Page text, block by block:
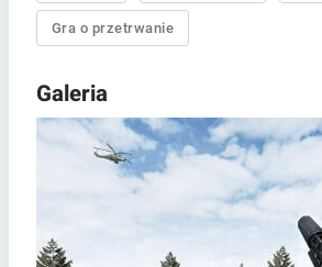
Gra o przetrwanie
Galeria